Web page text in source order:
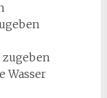
zugeben
Wasser